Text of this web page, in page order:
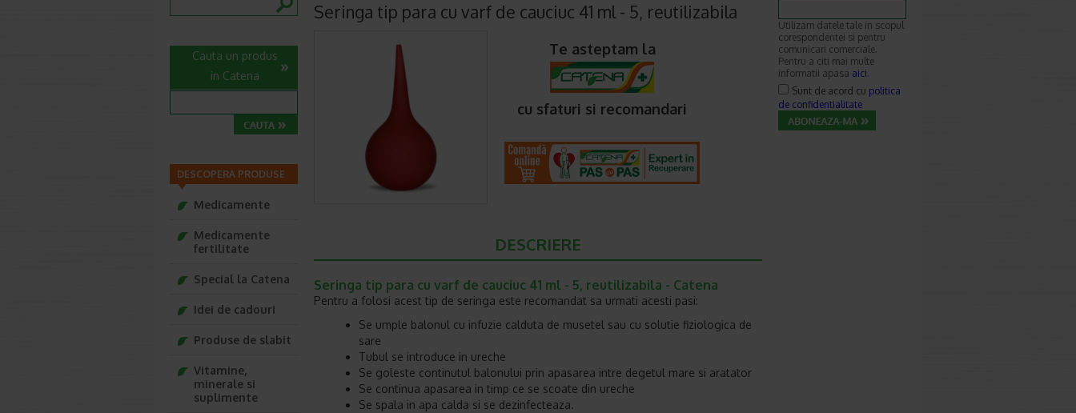
Seringa tip para cu varf de cauciuc 41 ml - 5, reutilizabila
Te asteptam la
cu sfaturi si recomandari
DESCRIERE
Seringa tip para cu varf de cauciuc 41 ml - 5, reutilizabila - Catena
Pentru a folosi acest tip de seringa este recomandat sa urmati acesti pasi:
Se umple balonul cu infuzie calduta de musetel sau cu solutie fiziologica de
sare
Tubul se introduce in ureche
Se goleste continutul balonului prin apasarea intre degetul mare si aratator
Se continua apasarea in timp ce se scoate din ureche
Se spala in apa calda si se dezinfecteaza.
Cauta un produs
in Catena
DESCOPERA PRODUSE
Medicamente
Medicamente
fertilitate
Special la Catena
Idei de cadouri
Produse de slabit
Vitamine,
minerale si
suplimente
Utilizam datele tale in scopul
corespondentei si pentru
comunicari comerciale.
Pentru a citi mai multe
informatii apasa aici.
Sunt de acord cu politica
de confidentialitate